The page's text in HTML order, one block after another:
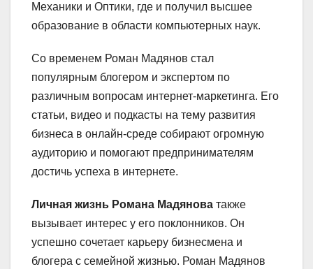
Механики и Оптики, где и получил высшее
образование в области компьютерных наук.
Со временем Роман Мадянов стал
популярным блогером и экспертом по
различным вопросам интернет-маркетинга. Его
статьи, видео и подкасты на тему развития
бизнеса в онлайн-среде собирают огромную
аудиторию и помогают предпринимателям
достичь успеха в интернете.
Личная жизнь Романа Мадянова также
вызывает интерес у его поклонников. Он
успешно сочетает карьеру бизнесмена и
блогера с семейной жизнью. Роман Мадянов